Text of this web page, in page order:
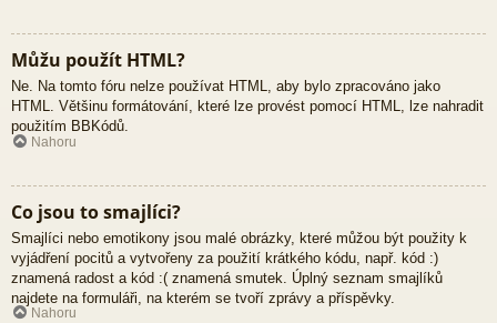
Můžu použít HTML?
Ne. Na tomto fóru nelze používat HTML, aby bylo zpracováno jako
HTML. Většinu formátování, které lze provést pomocí HTML, lze nahradit
použitím BBKódů.
Nahoru
Co jsou to smajlíci?
Smajlíci nebo emotikony jsou malé obrázky, které můžou být použity k
vyjádření pocitů a vytvořeny za použití krátkého kódu, např. kód :)
znamená radost a kód :( znamená smutek. Úplný seznam smajlíků
najdete na formuláři, na kterém se tvoří zprávy a příspěvky.
Nahoru